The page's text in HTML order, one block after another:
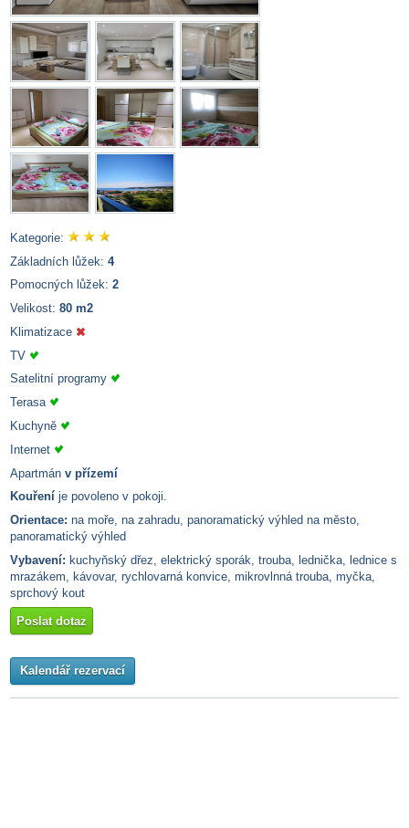
Kategorie:
Základních lůžek: 4
Pomocných lůžek: 2
Velikost: 80 m2
Klimatizace
TV
Satelitní programy
Terasa
Kuchyně
Internet
Apartmán v přízemí
Kouření je povoleno v pokoji.
Orientace: na moře, na zahradu, panoramatický výhled na město,
panoramatický výhled
Vybavení: kuchyňský dřez, elektrický sporák, trouba, lednička, lednice s
mrazákem, kávovar, rychlovarná konvice, mikrovlnná trouba, myčka,
sprchový kout
Poslat dotaz
Kalendář rezervací